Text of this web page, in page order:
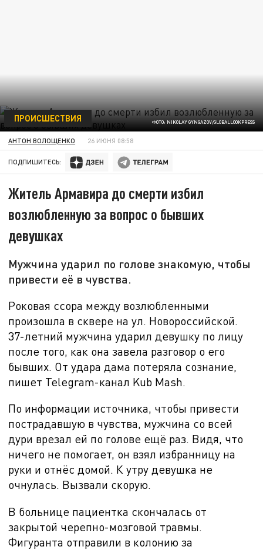
ФОТО: NIKOLAY GYNGAZOV/GLOBALLOOKPRESS
ПРОИСШЕСТВИЯ
АНТОН ВОЛОЩЕНКО 26 ИЮНЯ 08:58
ПОДПИШИТЕСЬ:
Житель Армавира до смерти избил
возлюбленную за вопрос о бывших
девушках
Мужчина ударил по голове знакомую, чтобы
привести её в чувства.
Роковая ссора между возлюбленными
произошла в сквере на ул. Новороссийской.
37-летний мужчина ударил девушку по лицу
после того, как она завела разговор о его
бывших. От удара дама потеряла сознание,
пишет Telegram-канал Kub Mash.
По информации источника, чтобы привести
пострадавшую в чувства, мужчина со всей
дури врезал ей по голове ещё раз. Видя, что
ничего не помогает, он взял избранницу на
руки и отнёс домой. К утру девушка не
очнулась. Вызвали скорую.
В больнице пациентка скончалась от
закрытой черепно-мозговой травмы.
Фигуранта отправили в колонию за